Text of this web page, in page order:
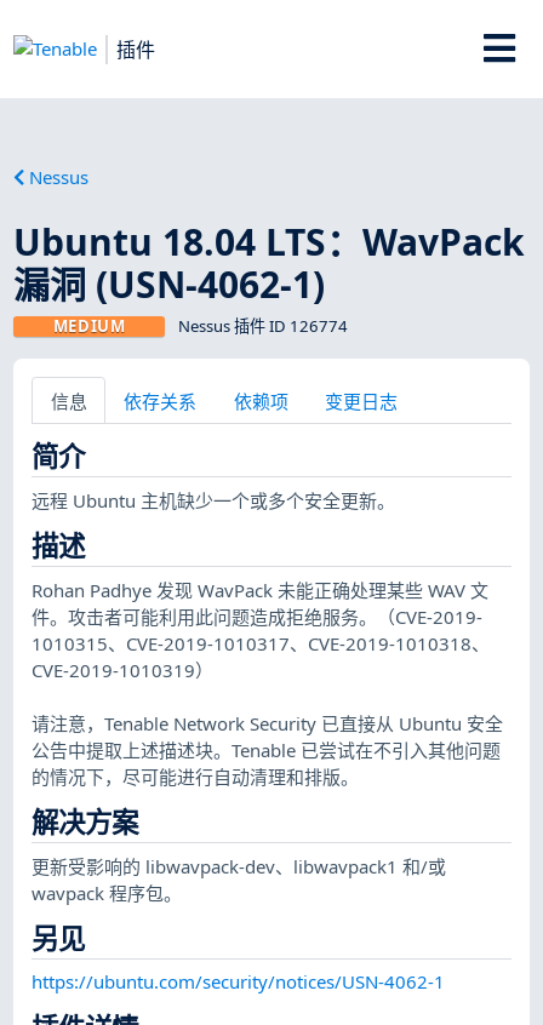
插件
Nessus
Ubuntu 18.04 LTS：WavPack
漏洞 (USN-4062-1)
MEDIUM Nessus 插件 ID 126774
信息 依存关系 依赖项 变更日志
简介
远程 Ubuntu 主机缺少一个或多个安全更新。
描述
Rohan Padhye 发现 WavPack 未能正确处理某些 WAV 文
件。攻击者可能利用此问题造成拒绝服务。（CVE-2019-
1010315、CVE-2019-1010317、CVE-2019-1010318、
CVE-2019-1010319）
请注意，Tenable Network Security 已直接从 Ubuntu 安全
公告中提取上述描述块。Tenable 已尝试在不引入其他问题
的情况下，尽可能进行自动清理和排版。
解决方案
更新受影响的 libwavpack-dev、libwavpack1 和/或
wavpack 程序包。
另见
https://ubuntu.com/security/notices/USN-4062-1